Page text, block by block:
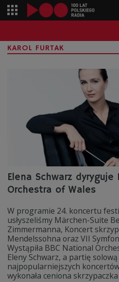
KAROL FURTAK
Elena Schwarz dyryguje
Orchestra of Wales
W programie 24. koncertu
usłyszeliśmy Märchen-Suite
Zimmermanna, Koncert
Mendelssohna oraz VII
Wystąpiła BBC National
Eleny Schwarz, a partię
najpopularniejszych
wykonała ceniona